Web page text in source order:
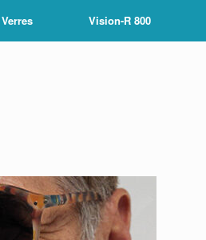
Verres Vision-R 800